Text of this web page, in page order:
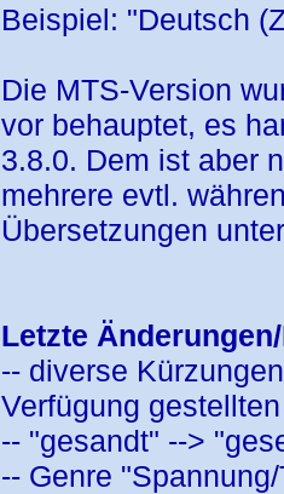
Beispiel: "Deutsch
Die MTS-Version
vor behauptet, es
3.8.0. Dem ist aber
mehrere evtl.
Übersetzungen
Letzte
-- diverse
Verfügung
-- "gesandt" -->
-- Genre